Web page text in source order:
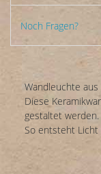
Noch Fragen?
Wandleuchte
Diese
gestaltet werden.
So entsteht Licht